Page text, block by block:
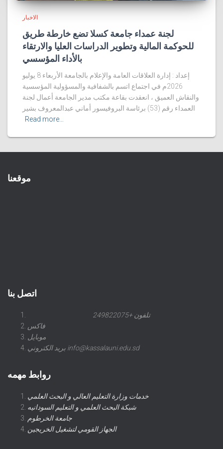
الاخبار
لجنة عمداء جامعة كسلا تضع خارطة طريق
للحوكمة المالية وتطوير الدراسات العليا والارتقاء
بالأداء المؤسسي
إعداد : إدارة العلاقات العامة والإعلام بالجامعة الأربعاء 8 يوليو
2026م في اجتماع اتسم بالشفافية والمسؤولية المؤسسية
والنقاش العميق ، انعقدت بقاعة مكتب مدير الجامعة أعمال لجنة
العمداء رقم (53) برئاسة البروفيسور أماني عبدالمعروف بشير
Read more…
موقعنا
اتصل بنا
تلفون +249822075
فاكس
موبايل
بريد الكتروني info@kassalauni.edu.sd
روابط مهمه
خدمات وزارة التعليم العالي و البحث العلمي
شبكة البحث العلمي و التعليم السودانيه
جامعة الخرطوم
الجهاز القومي لتشغيل الخريجين